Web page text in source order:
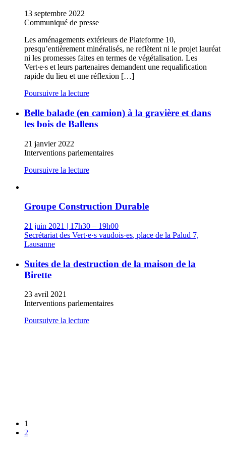
13 septembre 2022
Communiqué de presse
Les aménagements extérieurs de Plateforme 10,
presqu’entièrement minéralisés, ne reflètent ni le projet lauréat
ni les promesses faites en termes de végétalisation. Les
Vert∙e∙s et leurs partenaires demandent une requalification
rapide du lieu et une réflexion […]
Poursuivre la lecture
Belle balade (en camion) à la gravière et dans
les bois de Ballens
21 janvier 2022
Interventions parlementaires
Poursuivre la lecture
Groupe Construction Durable
21 juin 2021 | 17h30 – 19h00
Secrétariat des Vert·e·s vaudois·es, place de la Palud 7,
Lausanne
Suites de la destruction de la maison de la
Birette
23 avril 2021
Interventions parlementaires
Poursuivre la lecture
1
2